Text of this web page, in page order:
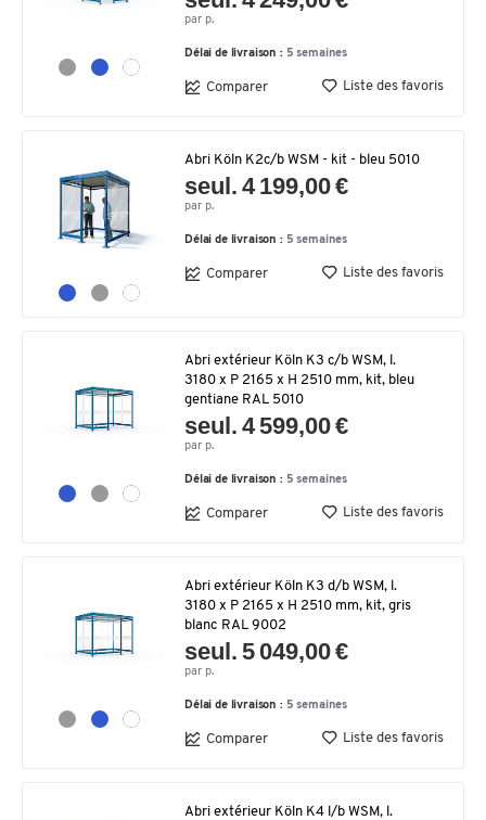
par p.
Délai de livraison : 5 semaines
Comparer Liste des favoris
Abri Köln K2c/b WSM - kit - bleu 5010
seul. 4 199,00 €
par p.
Délai de livraison : 5 semaines
Comparer Liste des favoris
Abri extérieur Köln K3 c/b WSM, l.
3180 x P 2165 x H 2510 mm, kit, bleu
gentiane RAL 5010
seul. 4 599,00 €
par p.
Délai de livraison : 5 semaines
Comparer Liste des favoris
Abri extérieur Köln K3 d/b WSM, l.
3180 x P 2165 x H 2510 mm, kit, gris
blanc RAL 9002
seul. 5 049,00 €
par p.
Délai de livraison : 5 semaines
Comparer Liste des favoris
Abri extérieur Köln K4 l/b WSM, l.